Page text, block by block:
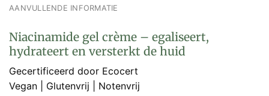
AANVULLENDE INFORMATIE
Niacinamide gel crème – egaliseert,
hydrateert en versterkt de huid
Gecertificeerd door Ecocert
Vegan | Glutenvrij | Notenvrij